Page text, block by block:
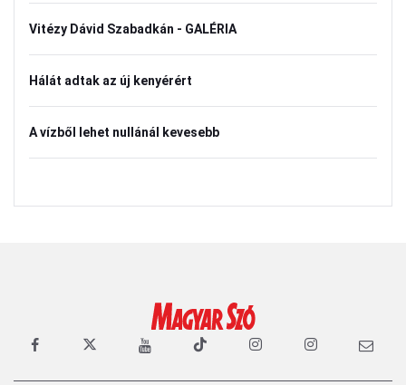
Vitézy Dávid Szabadkán - GALÉRIA
Hálát adtak az új kenyérért
A vízből lehet nullánál kevesebb